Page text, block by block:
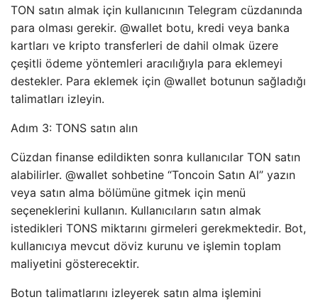
TON satın almak için kullanıcının Telegram cüzdanında
para olması gerekir. @wallet botu, kredi veya banka
kartları ve kripto transferleri de dahil olmak üzere
çeşitli ödeme yöntemleri aracılığıyla para eklemeyi
destekler. Para eklemek için @wallet botunun sağladığı
talimatları izleyin.
Adım 3: TONS satın alın
Cüzdan finanse edildikten sonra kullanıcılar TON satın
alabilirler. @wallet sohbetine “Toncoin Satın Al” yazın
veya satın alma bölümüne gitmek için menü
seçeneklerini kullanın. Kullanıcıların satın almak
istedikleri TONS miktarını girmeleri gerekmektedir. Bot,
kullanıcıya mevcut döviz kurunu ve işlemin toplam
maliyetini gösterecektir.
Botun talimatlarını izleyerek satın alma işlemini